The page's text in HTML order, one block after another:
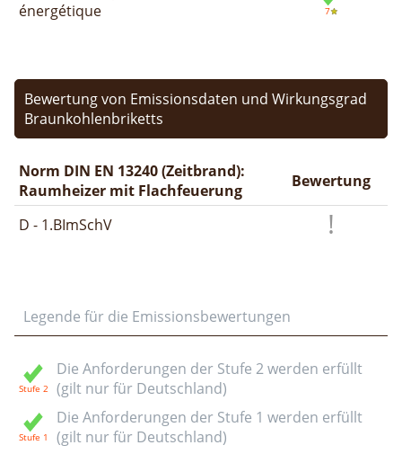
énergétique
Bewertung von Emissionsdaten und Wirkungsgrad
Braunkohlenbriketts
Norm DIN EN 13240 (Zeitbrand):
Raumheizer mit Flachfeuerung
Bewertung
D - 1.BImSchV
Legende für die Emissionsbewertungen
Die Anforderungen der Stufe 2 werden erfüllt
(gilt nur für Deutschland)
Die Anforderungen der Stufe 1 werden erfüllt
(gilt nur für Deutschland)